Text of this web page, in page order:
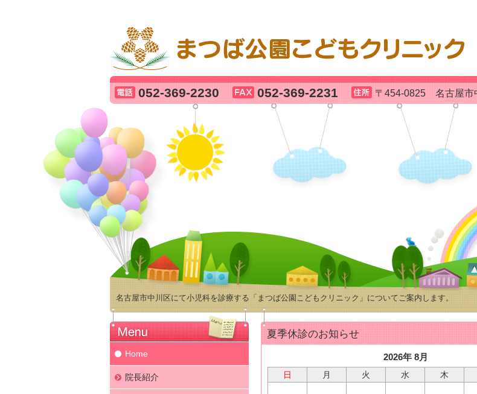
052-369-2230 052-369-2231 〒454-0825 名古屋市
名古屋市中川区にて小児科を診療する「まつば公園こどもクリニック」についてご案内します。
夏季休診のお知らせ
2026年 8月
日 月 火 水 木
Home
院長紹介